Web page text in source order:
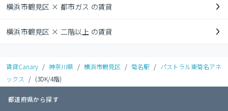
横浜市鶴見区 × 都市ガス の賃貸
横浜市鶴見区 × 二階以上 の賃貸
賃貸Canary / 神奈川県 / 横浜市鶴見区 / 菊名駅 / パストラル東菊名アネ
ックス
/ (3DK/4階)
都道府県から探す